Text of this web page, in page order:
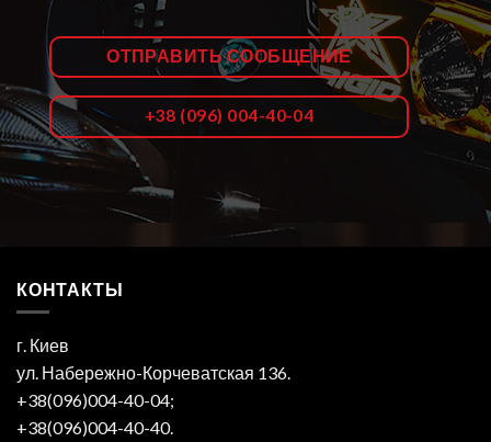
ОТПРАВИТЬ СООБЩЕНИЕ
+38 (096) 004-40-04
КОНТАКТЫ
г. Киев
ул. Набережно-Корчеватская 136.
+38(096)004-40-04;
+38(096)004-40-40.